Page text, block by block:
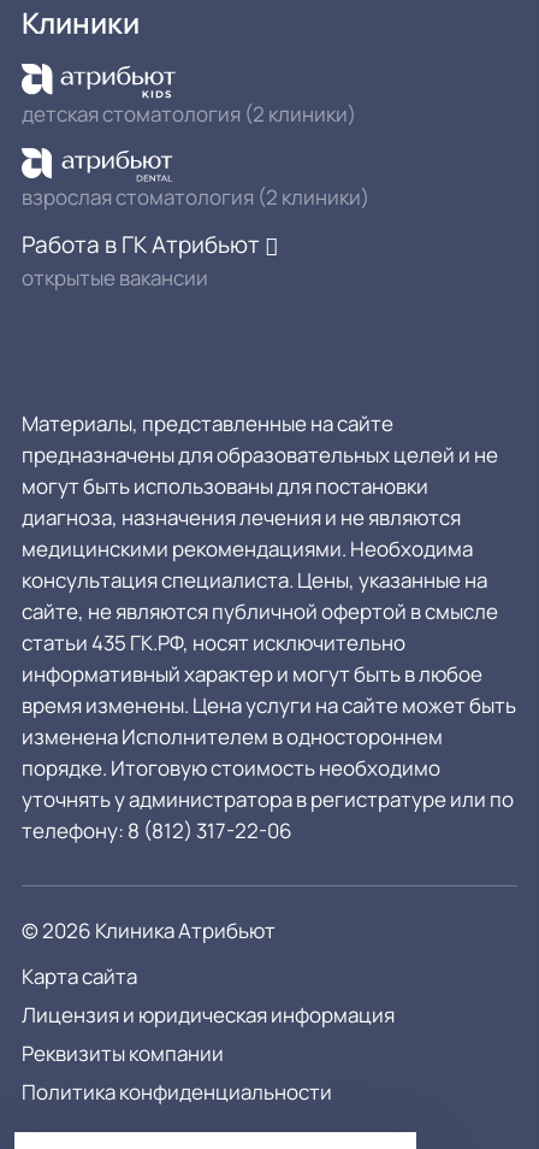
Клиники
детская стоматология (2 клиники)
взрослая стоматология (2 клиники)
Работа в ГК Атрибьют
открытые вакансии
Материалы, представленные на сайте
предназначены для образовательных целей и не
могут быть использованы для постановки
диагноза, назначения лечения и не являются
медицинскими рекомендациями. Необходима
консультация специалиста. Цены, указанные на
сайте, не являются публичной офертой в смысле
статьи 435 ГК.РФ, носят исключительно
информативный характер и могут быть в любое
время изменены. Цена услуги на сайте может быть
изменена Исполнителем в одностороннем
порядке. Итоговую стоимость необходимо
уточнять у администратора в регистратуре или по
телефону: 8 (812) 317-22-06
© 2026 Клиника Атрибьют
Карта сайта
Лицензия и юридическая информация
Реквизиты компании
Политика конфиденциальности